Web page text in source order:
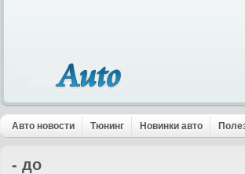
Авто новости Тюнинг Новинки авто
- до